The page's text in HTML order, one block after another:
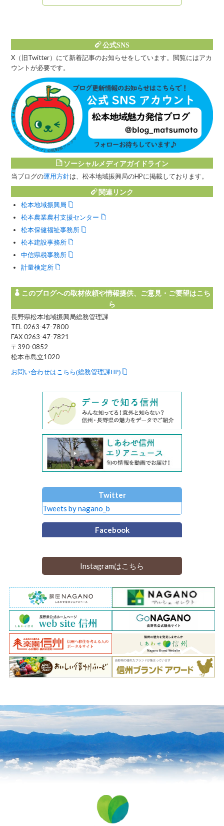
公式SNS
X（旧Twitter）にて新着記事のお知らせをしています。閲覧にはアカ
ウントが必要です。
ソーシャルメディアガイドライン
当ブログの運用方針は、松本地域振興局のHPに掲載しております。
関連リンク
松本地域振興局
松本農業農村支援センター
松本保健福祉事務所
松本建設事務所
中信県税事務所
計量検定所
このブログへの取材依頼や情報提供、ご意見・ご要望はこち
ら
長野県松本地域振興局総務管理課
TEL 0263-47-7800
FAX 0263-47-7821
〒390-0852
松本市島立1020
お問い合わせはこちら(総務管理課HP)
Twitter
Tweets by nagano_b
Facebook
Instagramはこちら